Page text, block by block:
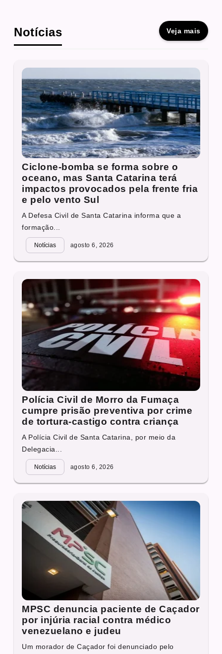
Notícias Veja mais
Ciclone-bomba se forma sobre o
oceano, mas Santa Catarina terá
impactos provocados pela frente fria
e pelo vento Sul
A Defesa Civil de Santa Catarina informa que a
formação...
Notícias agosto 6, 2026
Polícia Civil de Morro da Fumaça
cumpre prisão preventiva por crime
de tortura-castigo contra criança
A Polícia Civil de Santa Catarina, por meio da
Delegacia...
Notícias agosto 6, 2026
MPSC denuncia paciente de Caçador
por injúria racial contra médico
venezuelano e judeu
Um morador de Caçador foi denunciado pelo